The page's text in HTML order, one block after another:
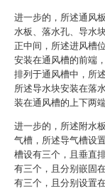
进一步的，所述通风
水板、落水孔、导水
正中间，所述进风槽
安装在通风槽的前端
排列于通风槽中，所
所述导水块安装在落
装在通风槽的上下两端
进一步的，所述附水
气槽，所述导气槽设
槽设有三个，且垂直
有三个，且分别嵌固
有三个，且分别设置